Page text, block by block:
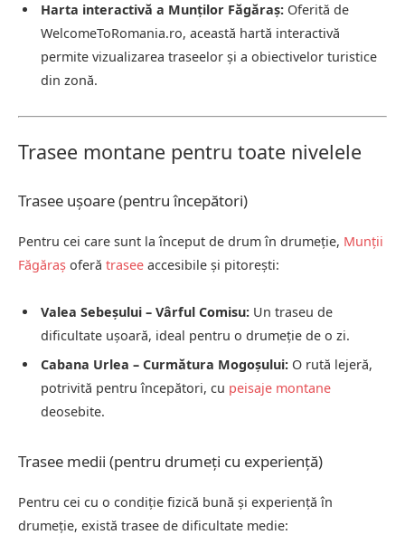
Harta interactivă a Munților Făgăraș: Oferită de
WelcomeToRomania.ro, această hartă interactivă
permite vizualizarea traseelor și a obiectivelor turistice
din zonă.
Trasee montane pentru toate nivelele
Trasee ușoare (pentru începători)
Pentru cei care sunt la început de drum în drumeție, Munții
Făgăraș oferă trasee accesibile și pitorești:
Valea Sebeșului – Vârful Comisu: Un traseu de
dificultate ușoară, ideal pentru o drumeție de o zi.
Cabana Urlea – Curmătura Mogoșului: O rută lejeră,
potrivită pentru începători, cu peisaje montane
deosebite.
Trasee medii (pentru drumeți cu experiență)
Pentru cei cu o condiție fizică bună și experiență în
drumeție, există trasee de dificultate medie: